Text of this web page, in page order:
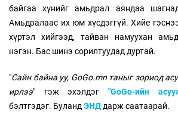
байгаа хүнийг амьдрал аяндаа
Амьдралаас их юм хүсдэггүй. Хийе
хүртэл хийгээд, тайван намуухан
нэгэн. Бас шинэ сорилтуудад дуртай.
"Сайн байна уу, GoGo.mn таныг зориод
ирлээ" гэж эхэлдэг "GoGo-ийн
бэлтгэдэг. БуландЭНДдарж саатаарай.